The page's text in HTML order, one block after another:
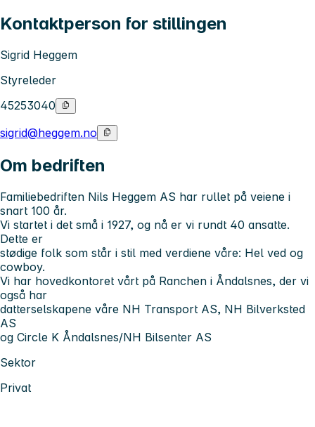
Kontaktperson for stillingen
Sigrid Heggem
Styreleder
45253040
sigrid@heggem.no
Om bedriften
Familiebedriften Nils Heggem AS har rullet på veiene i
snart 100 år.
Vi startet i det små i 1927, og nå er vi rundt 40 ansatte.
Dette er
stødige folk som står i stil med verdiene våre: Hel ved og
cowboy.
Vi har hovedkontoret vårt på Ranchen i Åndalsnes, der vi
også har
datterselskapene våre NH Transport AS, NH Bilverksted
AS
og Circle K Åndalsnes/NH Bilsenter AS
Sektor
Privat